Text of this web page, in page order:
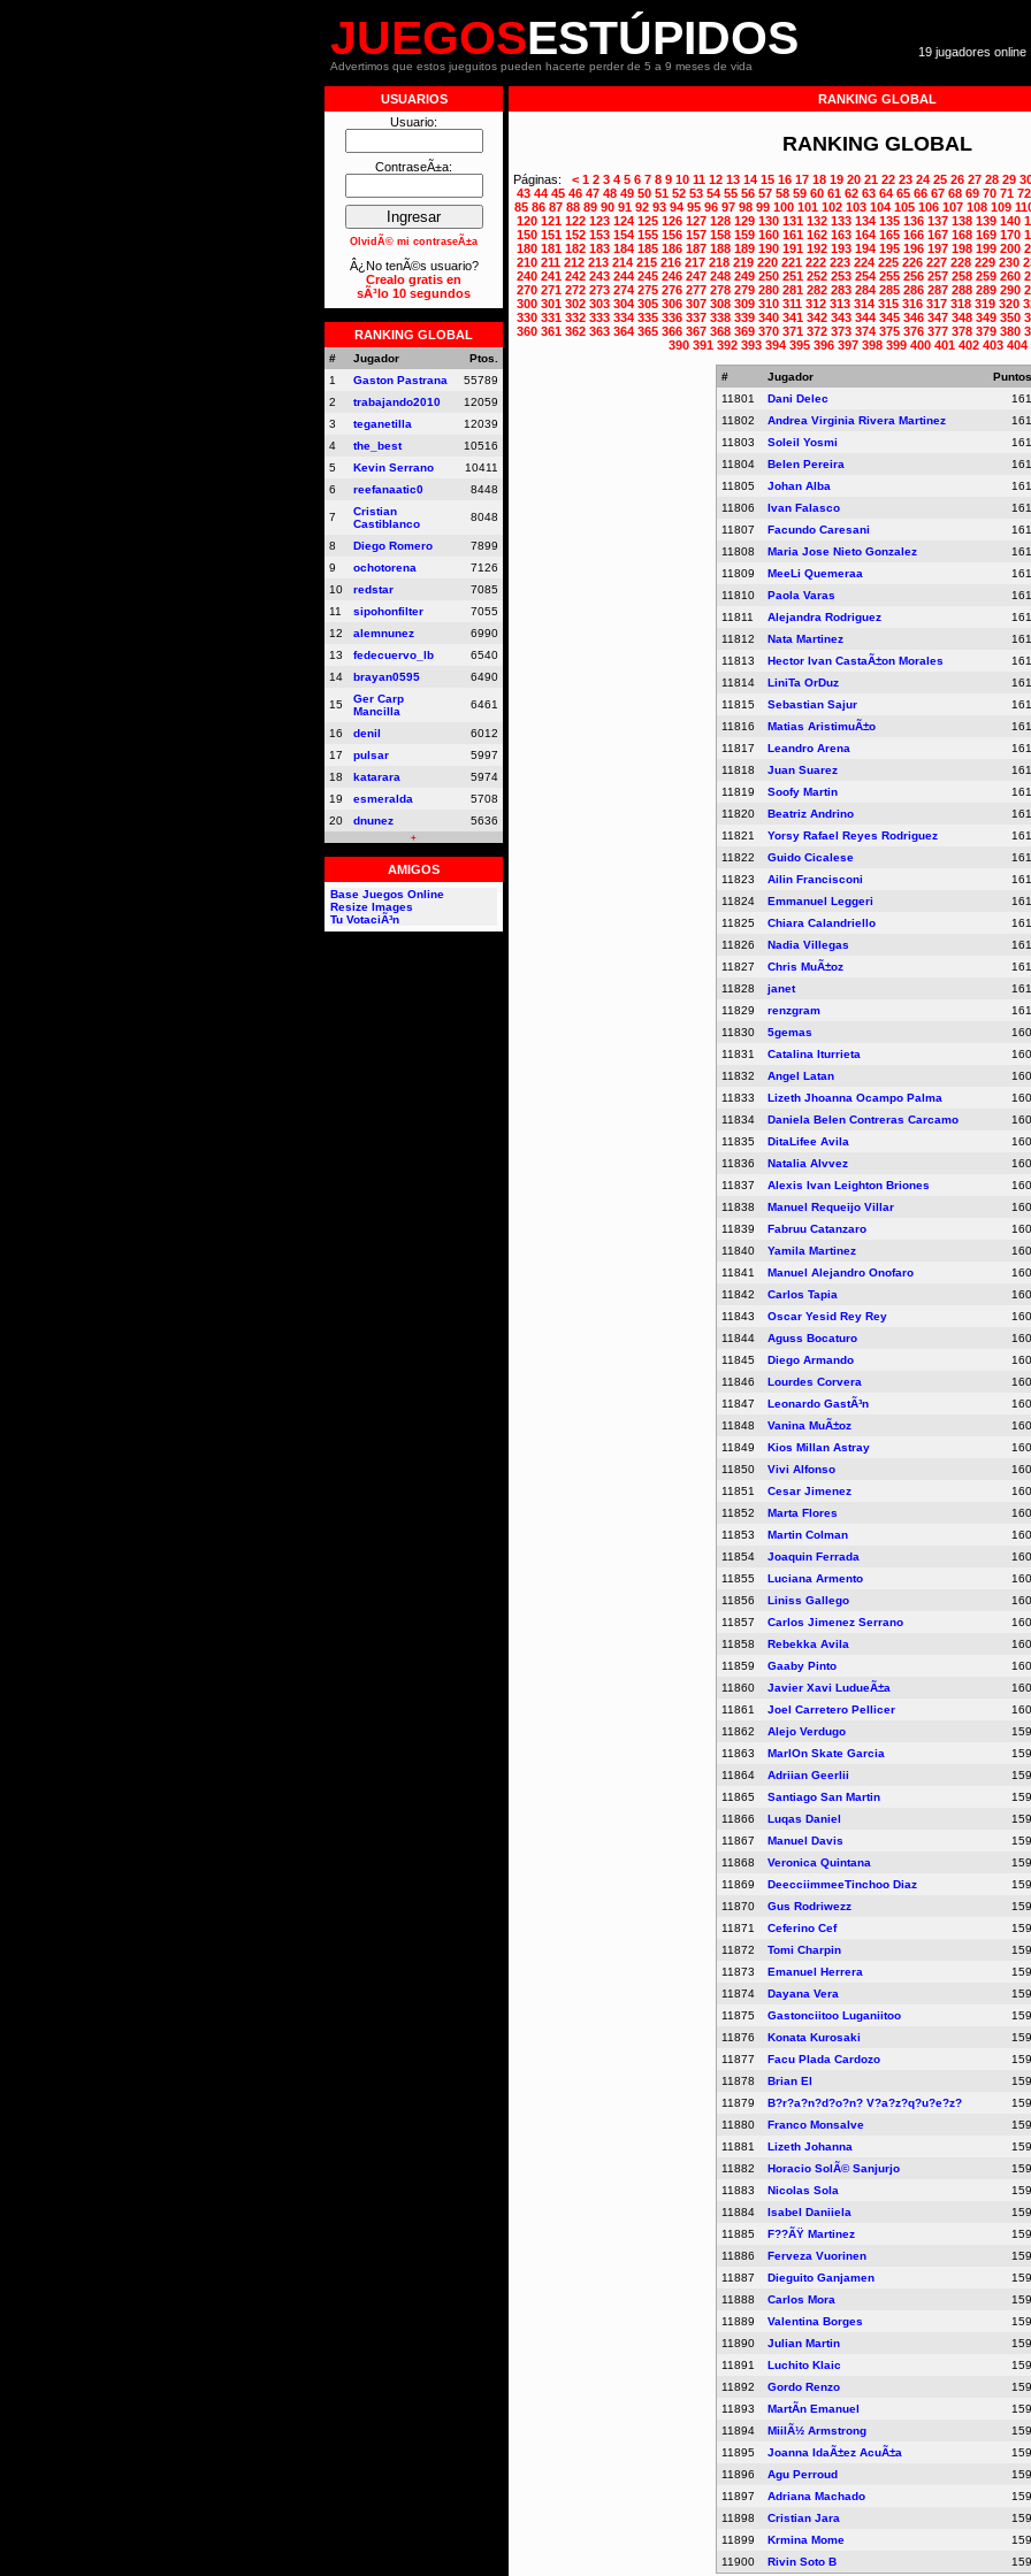
JUEGOSESTÚPIDOS
Advertimos que estos jueguitos pueden hacerte perder de 5 a 9 meses de vida
19 jugadores
USUARIOS
Usuario:
ContraseÃ±a:
OlvidÃ© mi contraseÃ±a
Â¿No tenÃ©s usuario?
Crealo gratis en
sÃ³lo 10 segundos
RANKING GLOBAL
# Jugador
Ptos.
1
Gaston Pastrana
55789
2
trabajando2010
12059
3
teganetilla
12039
4
the_best
10516
5
Kevin Serrano
10411
6
reefanaatic0 8448
7
Cristian
Castiblanco
8048
8 Diego Romero
7899
9
ochotorena
7126
10
redstar
7085
11
sipohonfilter
7055
12
alemnunez
6990
13
fedecuervo_lb
6540
14
brayan0595 6490
15
Ger Carp
Mancilla
6461
16 denil
6012
17
pulsar
5997
18
katarara
5974
19
esmeralda
5708
20
dnunez 5636
+
AMIGOS
Base Juegos Online
Resize Images
Tu VotaciÃ³n
RANKING GLOBAL
RANKING GLOBAL
Páginas: < 1 2 3 4 5 6 7 8 9 10 11 12 13 14 15 16 17 18 19 20 21 22 23 24 25 26 27 28 29
43 44 45 46 47 48 49 50 51 52 53 54 55 56 57 58 59 60 61 62 63 64 65 66 67 68 69 70 71 72
85 86 87 88 89 90 91 92 93 94 95 96 97 98 99 100 101 102 103 104 105 106 107 108 109
120 121 122 123 124 125 126 127 128 129 130 131 132 133 134 135 136 137 138 139 140
150 151 152 153 154 155 156 157 158 159 160 161 162 163 164 165 166 167 168 169 170
180 181 182 183 184 185 186 187 188 189 190 191 192 193 194 195 196 197 198 199 200
210 211 212 213 214 215 216 217 218 219 220 221 222 223 224 225 226 227 228 229 230
240 241 242 243 244 245 246 247 248 249 250 251 252 253 254 255 256 257 258 259 260
270 271 272 273 274 275 276 277 278 279 280 281 282 283 284 285 286 287 288 289 290
300 301 302 303 304 305 306 307 308 309 310 311 312 313 314 315 316 317 318 319 320
330 331 332 333 334 335 336 337 338 339 340 341 342 343 344 345 346 347 348 349 350
360 361 362 363 364 365 366 367 368 369 370 371 372 373 374 375 376 377 378 379 380
390 391 392 393 394 395 396 397 398 399 400 401 402 403 404
# Jugador
Puntos
11801
Dani Delec
161
11802
Andrea Virginia Rivera Martinez
161
11803
Soleil Yosmi
161
11804
Belen Pereira
161
11805
Johan Alba
161
11806
Ivan Falasco
161
11807
Facundo Caresani
161
11808
Maria Jose Nieto Gonzalez
161
11809
MeeLi Quemeraa
161
11810
Paola Varas
161
11811
Alejandra Rodriguez
161
11812
Nata Martinez
161
11813
Hector Ivan CastaÃ±on Morales
161
11814
LiniTa OrDuz
161
11815
Sebastian Sajur
161
11816
Matias AristimuÃ±o
161
11817
Leandro Arena
161
11818
Juan Suarez
161
11819
Soofy Martin
161
11820
Beatriz Andrino
161
11821
Yorsy Rafael Reyes Rodriguez
161
11822
Guido Cicalese
161
11823
Ailin Francisconi
161
11824
Emmanuel Leggeri
161
11825
Chiara Calandriello
161
11826
Nadia Villegas
161
11827
Chris MuÃ±oz
161
11828
janet
161
11829
renzgram
161
11830
5gemas
160
11831
Catalina Iturrieta
160
11832
Angel Latan
160
11833
Lizeth Jhoanna Ocampo Palma
160
11834
Daniela Belen Contreras Carcamo
160
11835
DitaLifee Avila
160
11836
Natalia Alvvez
160
11837
Alexis Ivan Leighton Briones
160
11838
Manuel Requeijo Villar
160
11839
Fabruu Catanzaro
160
11840
Yamila Martinez
160
11841
Manuel Alejandro Onofaro
160
11842
Carlos Tapia
160
11843
Oscar Yesid Rey Rey
160
11844
Aguss Bocaturo
160
11845
Diego Armando
160
11846
Lourdes Corvera
160
11847
Leonardo GastÃ³n
160
11848
Vanina MuÃ±oz
160
11849
Kios Millan Astray
160
11850
Vivi Alfonso
160
11851
Cesar Jimenez
160
11852
Marta Flores
160
11853
Martin Colman
160
11854
Joaquin Ferrada
160
11855
Luciana Armento
160
11856
Liniss Gallego
160
11857
Carlos Jimenez Serrano
160
11858
Rebekka Avila
160
11859
Gaaby Pinto
160
11860
Javier Xavi LudueÃ±a
160
11861
Joel Carretero Pellicer
160
11862
Alejo Verdugo
159
11863
MarlOn Skate Garcia
159
11864
Adriian Geerlii
159
11865
Santiago San Martin
159
11866
Luqas Daniel
159
11867
Manuel Davis
159
11868
Veronica Quintana
159
11869
DeecciimmeeTinchoo Diaz
159
11870
Gus Rodriwezz
159
11871
Ceferino Cef
159
11872
Tomi Charpin
159
11873
Emanuel Herrera
159
11874
Dayana Vera
159
11875
Gastonciitoo Luganiitoo
159
11876
Konata Kurosaki
159
11877
Facu Plada Cardozo
159
11878
Brian El
159
11879
B?r?a?n?d?o?n? V?a?z?q?u?e?z?
159
11880
Franco Monsalve
159
11881
Lizeth Johanna
159
11882
Horacio SolÃ© Sanjurjo
159
11883
Nicolas Sola
159
11884
Isabel Daniiela
159
11885
F??ÃŸ Martinez
159
11886
Ferveza Vuorinen
159
11887
Dieguito Ganjamen
159
11888
Carlos Mora
159
11889
Valentina Borges
159
11890
Julian Martin
159
11891
Luchito Klaic
159
11892
Gordo Renzo
159
11893
MartÃ­n Emanuel
159
11894
MiilÃ½ Armstrong
159
11895
Joanna IdaÃ±ez AcuÃ±a
159
11896
Agu Perroud
159
11897
Adriana Machado
159
11898
Cristian Jara
159
11899
Krmina Mome
159
11900
Rivin Soto B 159